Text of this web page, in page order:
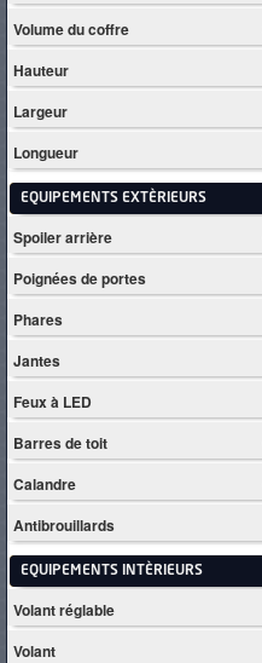
Volume du coffre
Hauteur
Largeur
Longueur
EQUIPEMENTS EXTÈRIEURS
Spoiler arrière
Poignées de portes
Phares
Jantes
Feux à LED
Barres de toit
Calandre
Antibrouillards
EQUIPEMENTS INTÈRIEURS
Volant réglable
Volant